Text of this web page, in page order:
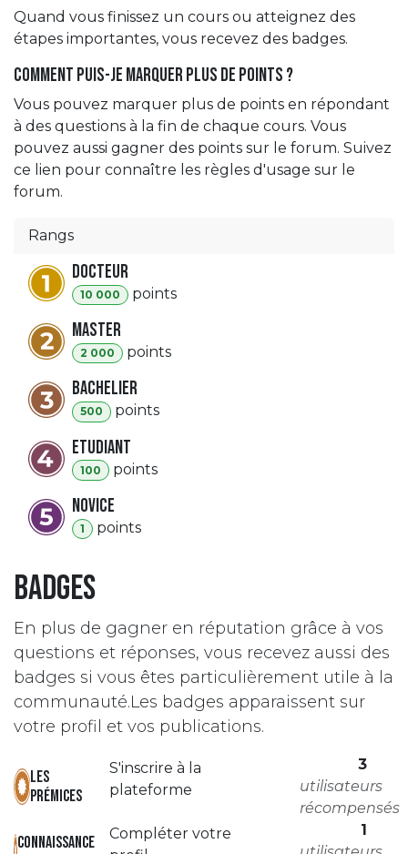
Quand vous finissez un cours ou atteignez des
étapes importantes, vous recevez des badges.
Comment puis-je marquer plus de points ?
Vous pouvez marquer plus de points en répondant
à des questions à la fin de chaque cours. Vous
pouvez aussi gagner des points sur le forum. Suivez
ce lien pour connaître les règles d'usage sur le
forum.
Rangs
Docteur
10 000 points
Master
2 000 points
Bachelier
500 points
Etudiant
100 points
Novice
1 points
Badges
En plus de gagner en réputation grâce à vos
questions et réponses, vous recevez aussi des
badges si vous êtes particulièrement utile à la
communauté.Les badges apparaissent sur
votre profil et vos publications.
Les
prémices
S'inscrire à la
plateforme
3
utilisateurs
récompensés
Connaissance
Compléter votre
1